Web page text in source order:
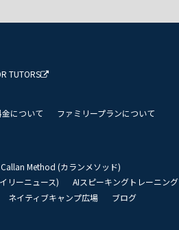
TUTORS
金について
ファミリープランについて
Callan Method (カランメソッド)
リーニュース)
AIスピーキングトレーニング
ネイティブキャンプ広場
ブログ